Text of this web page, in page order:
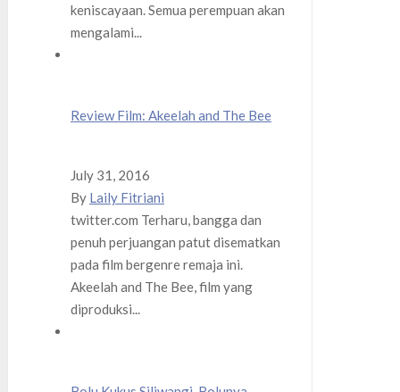
keniscayaan. Semua perempuan akan
mengalami...
Review Film: Akeelah and The Bee
July 31, 2016
By Laily Fitriani
twitter.com Terharu, bangga dan
penuh perjuangan patut disematkan
pada film bergenre remaja ini.
Akeelah and The Bee, film yang
diproduksi...